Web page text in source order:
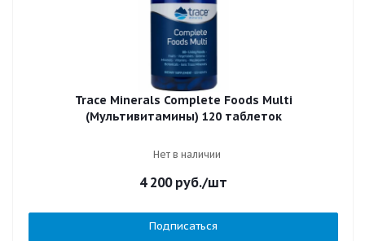
Trace Minerals Complete Foods Multi
(Мультивитамины) 120 таблеток
Нет в наличии
4 200руб./шт
Подписаться